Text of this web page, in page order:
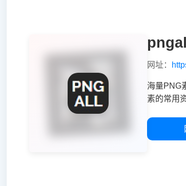
网址：
海量PNG
素的常用